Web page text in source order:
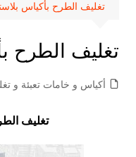
تغليف الطرح بأكياس
تغليف الطرح
أكياس و خامات تعبئة و
تغليف